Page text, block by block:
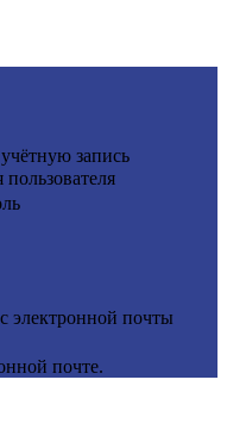
запись
электронной почты
почте.